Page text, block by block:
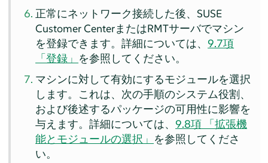
正常にネットワーク接続した後、SUSE
Customer CenterまたはRMTサーバでマシン
を登録できます。詳細については、 9.7項
「登録」 を参照してください。
マシンに対して有効にするモジュールを選択
します。これは、次の手順のシステム役割、
および後述するパッケージの可用性に影響を
与えます。詳細については、 9.8項 「拡張機
能とモジュールの選択」 を参照してくださ
い。